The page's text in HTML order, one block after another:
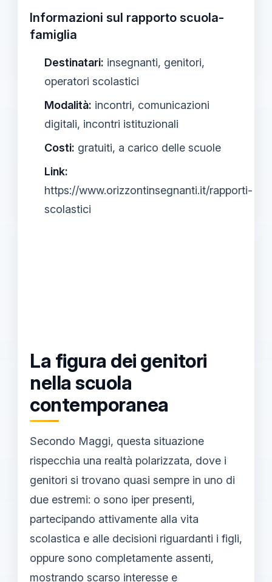
Informazioni sul rapporto scuola-
famiglia
Destinatari: insegnanti, genitori,
operatori scolastici
Modalità: incontri, comunicazioni
digitali, incontri istituzionali
Costi: gratuiti, a carico delle scuole
Link:
https://www.orizzontinsegnanti.it/rapporti-
scolastici
La figura dei genitori
nella scuola
contemporanea
Secondo Maggi, questa situazione
rispecchia una realtà polarizzata, dove i
genitori si trovano quasi sempre in uno di
due estremi: o sono iper presenti,
partecipando attivamente alla vita
scolastica e alle decisioni riguardanti i figli,
oppure sono completamente assenti,
mostrando scarso interesse e